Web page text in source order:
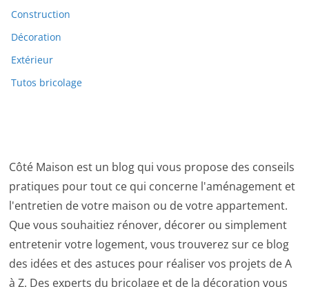
Construction
Décoration
Extérieur
Tutos bricolage
Côté Maison est un blog qui vous propose des conseils
pratiques pour tout ce qui concerne l'aménagement et
l'entretien de votre maison ou de votre appartement.
Que vous souhaitiez rénover, décorer ou simplement
entretenir votre logement, vous trouverez sur ce blog
des idées et des astuces pour réaliser vos projets de A
à Z. Des experts du bricolage et de la décoration vous